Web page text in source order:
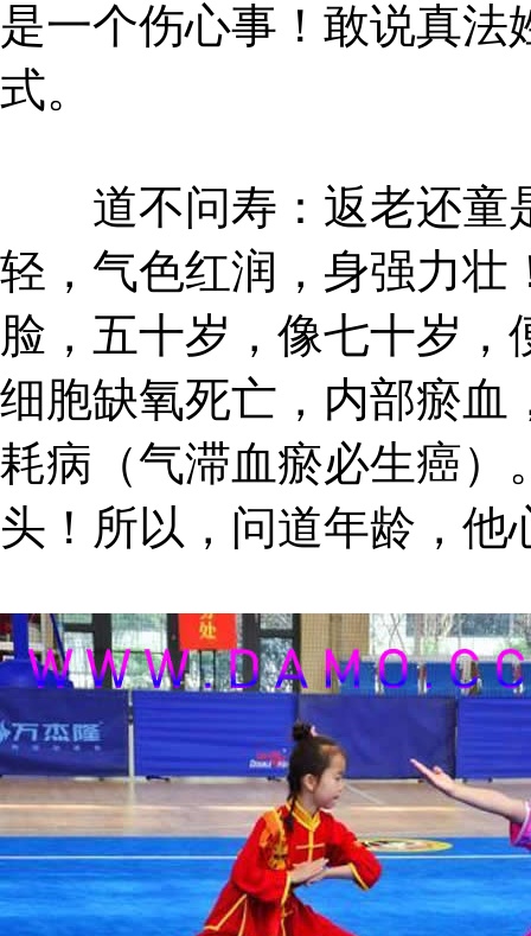
是一个伤心事！敢说真
式。
道不问寿：返老还童
轻，气色红润，身强力壮
脸，五十岁，像七十岁
细胞缺氧死亡，内部瘀血
耗病（气滞血瘀必生癌）
头！所以，问道年龄，